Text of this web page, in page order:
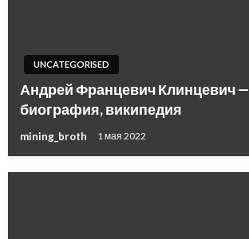
UNCATEGORISED
Андрей Францевич Клинцевич —
биография, википедия
mining_broth 1 мая 2022